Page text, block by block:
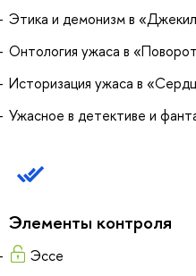
Этика и демонизм в
Онтология ужаса в
Историзация ужаса в
Ужасное в детективе и
Элементы контроля
Эссе